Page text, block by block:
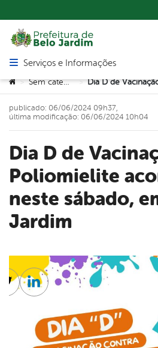
Abrir menu principal de navegação
Serviços e Informações
Você está aqui:
> Sem categoria >
Dia D de Vacinação contra
Poliomielite
neste sábado,
Jardim
publicado: 06/06/2024 09h37,
última modificação: 06/06/2024 10h04
TwitterLinkedin